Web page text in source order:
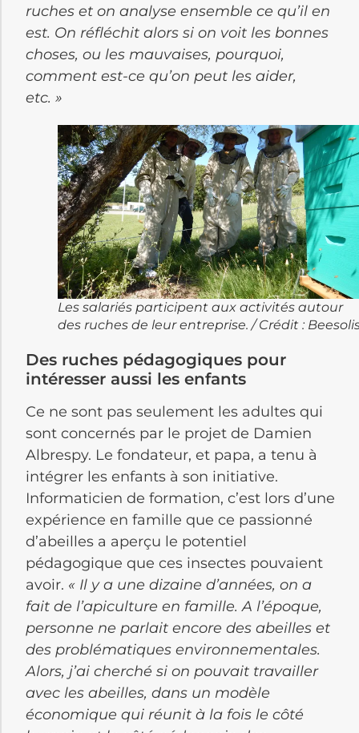
ruches et on analyse ensemble ce qu’il en
est. On réfléchit alors si on voit les bonnes
choses, ou les mauvaises, pourquoi,
comment est-ce qu’on peut les aider,
etc. »
Les salariés participent aux activités autour
des ruches de leur entreprise. / Crédit :
Des ruches pédagogiques pour
intéresser aussi les enfants
Ce ne sont pas seulement les adultes qui
sont concernés par le projet de Damien
Albrespy. Le fondateur, et papa, a tenu à
intégrer les enfants à son initiative.
Informaticien de formation, c’est lors d’une
expérience en famille que ce passionné
d’abeilles a aperçu le potentiel
pédagogique que ces insectes pouvaient
avoir. « Il y a une dizaine d’années, on a
fait de l’apiculture en famille. A l’époque,
personne ne parlait encore des abeilles et
des problématiques environnementales.
Alors, j’ai cherché si on pouvait travailler
avec les abeilles, dans un modèle
économique qui réunit à la fois le côté